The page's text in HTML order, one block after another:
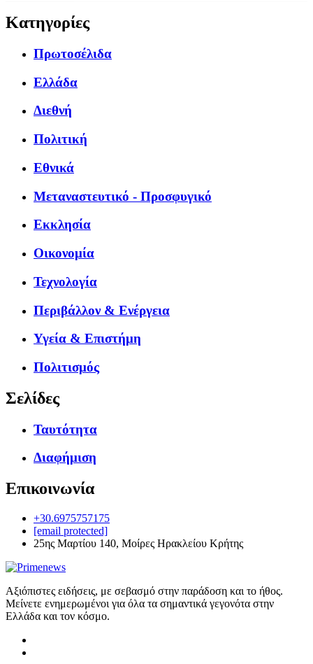
Κατηγορίες
Πρωτοσέλιδα
Ελλάδα
Διεθνή
Πολιτική
Εθνικά
Μεταναστευτικό - Προσφυγικό
Εκκλησία
Οικονομία
Τεχνολογία
Περιβάλλον & Ενέργεια
Υγεία & Επιστήμη
Πολιτισμός
Σελίδες
Ταυτότητα
Διαφήμιση
Επικοινωνία
+30.6975757175
[email protected]
25ης Μαρτίου 140, Μοίρες Ηρακλείου Κρήτης
Αξιόπιστες ειδήσεις, με σεβασμό στην παράδοση και το ήθος.
Μείνετε ενημερωμένοι για όλα τα σημαντικά γεγονότα στην
Ελλάδα και τον κόσμο.